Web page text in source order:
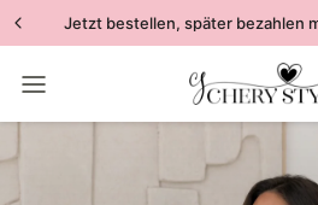
Jetzt bestellen, später bezahlen